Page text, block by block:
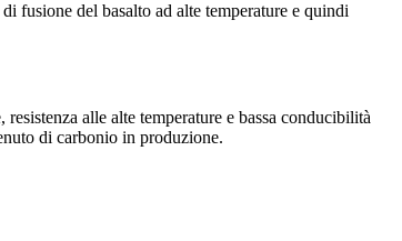
fusione del basalto ad alte temperature e quindi
alle alte temperature e bassa conducibilità
di carbonio in produzione.